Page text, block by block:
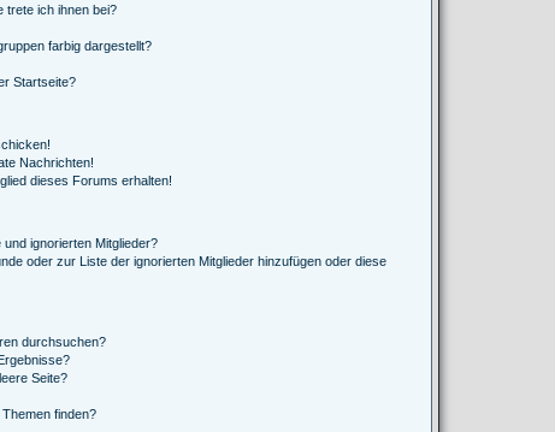
trete ich ihnen bei?
farbig dargestellt?
Startseite?
Nachrichten!
dieses Forums erhalten!
ignorierten Mitglieder?
oder zur Liste der ignorierten Mitglieder hinzufügen oder diese
durchsuchen?
Seite?
finden?